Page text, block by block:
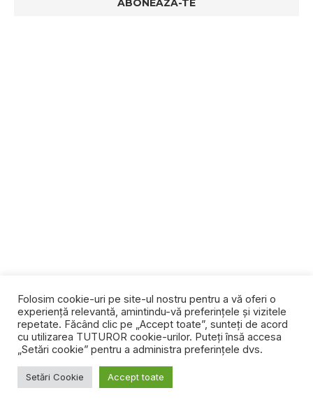
Folosim cookie-uri pe site-ul nostru pentru a vă oferi o
experiență relevantă, amintindu-vă preferințele și vizitele
repetate. Făcând clic pe „Accept toate”, sunteți de acord
cu utilizarea TUTUROR cookie-urilor. Puteți însă accesa
„Setări cookie” pentru a administra preferințele dvs.
Setări Cookie Accept toate